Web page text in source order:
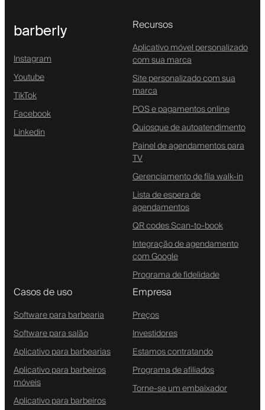
barberly
Instagram
Youtube
TikTok
Facebook
Linkedin
Recursos
Aplicativo móvel personalizado
com sua marca
Site personalizado com sua
marca
POS e pagamentos online
Quiosque de autoatendimento
Painel de agendamentos para
TV
Gerenciamento de fila walk-in
Lista de espera de
agendamentos
QR codes Scan-to-book
Integração de agendamento
com Google
Programa de fidelidade
Casos de uso
Software para barbearia
Software para salão
Aplicativo para barbearias
Aplicativo para barbeiros
móveis
Aplicativo para barbeiros
Empresa
Preços
Investidores
Estamos contratando
Programa de afiliados
Torne-se um embaixador